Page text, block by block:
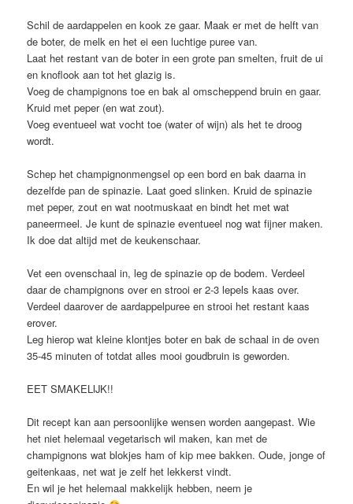
Schil de aardappelen en kook ze gaar. Maak er met de helft van
de boter, de melk en het ei een luchtige puree van.
Laat het restant van de boter in een grote pan smelten, fruit de ui
en knoflook aan tot het glazig is.
Voeg de champignons toe en bak al omscheppend bruin en gaar.
Kruid met peper (en wat zout).
Voeg eventueel wat vocht toe (water of wijn) als het te droog
wordt.
Schep het champignonmengsel op een bord en bak daarna in
dezelfde pan de spinazie. Laat goed slinken. Kruid de spinazie
met peper, zout en wat nootmuskaat en bindt het met wat
paneermeel. Je kunt de spinazie eventueel nog wat fijner maken.
Ik doe dat altijd met de keukenschaar.
Vet een ovenschaal in, leg de spinazie op de bodem. Verdeel
daar de champignons over en strooi er 2-3 lepels kaas over.
Verdeel daarover de aardappelpuree en strooi het restant kaas
erover.
Leg hierop wat kleine klontjes boter en bak de schaal in de oven
35-45 minuten of totdat alles mooi goudbruin is geworden.
EET SMAKELIJK!!
Dit recept kan aan persoonlijke wensen worden aangepast. Wie
het niet helemaal vegetarisch wil maken, kan met de
champignons wat blokjes ham of kip mee bakken. Oude, jonge of
geitenkaas, net wat je zelf het lekkerst vindt.
En wil je het helemaal makkelijk hebben, neem je